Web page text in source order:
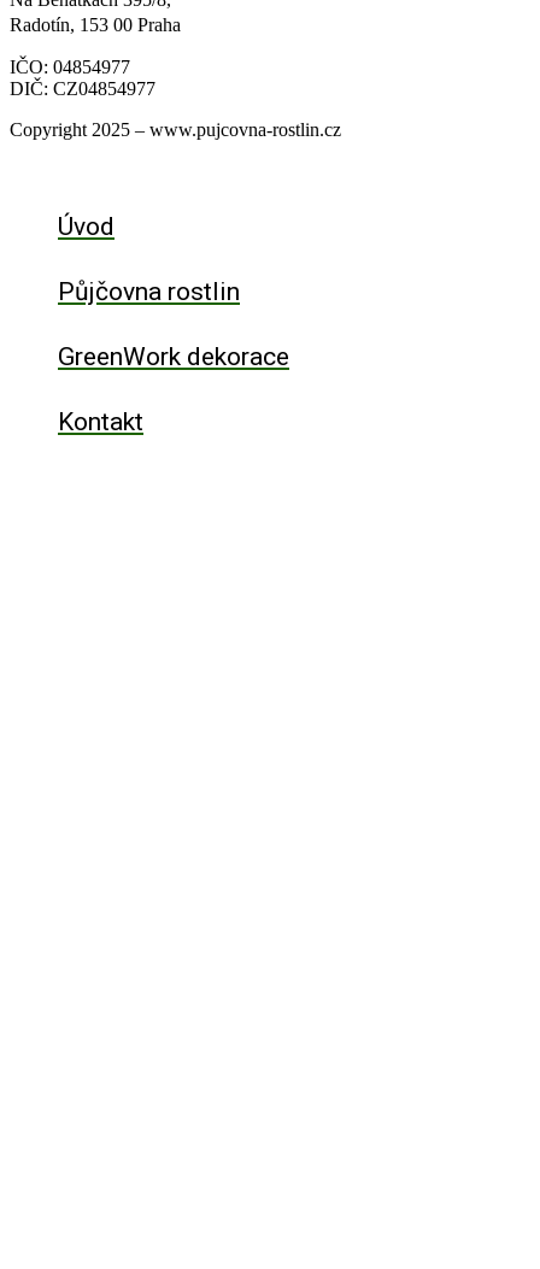
Radotín, 153 00 Praha
IČO: 04854977
DIČ: CZ04854977
Copyright 2025 – www.pujcovna-rostlin.cz
Úvod
Půjčovna rostlin
GreenWork dekorace
Kontakt